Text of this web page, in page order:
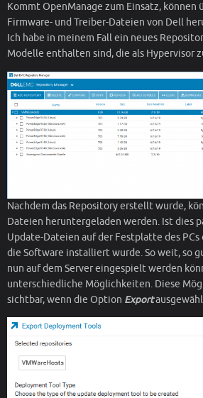
Kommt OpenManage zum Einsatz, können
Firmware- und Treiber-Dateien von Dell
Ich habe in meinem Fall ein neues
Modelle enthalten sind, die als Hypervisor
Nachdem das Repository erstellt wurde,
Dateien heruntergeladen werden. Ist dies
Update-Dateien auf der Festplatte des PCs
die Software installiert wurde. So weit, so
nun auf dem Server eingespielt werden
unterschiedliche Möglichkeiten. Diese
sichtbar, wenn die Option Export